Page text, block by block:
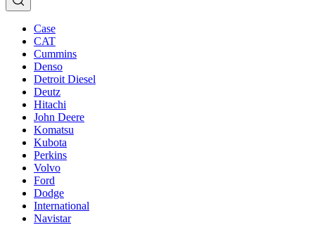
Case
CAT
Cummins
Denso
Detroit Diesel
Deutz
Hitachi
John Deere
Komatsu
Kubota
Perkins
Volvo
Ford
Dodge
International
Navistar